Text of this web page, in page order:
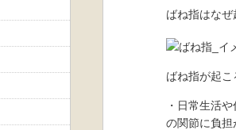
ばね指はな
ばね指が起
・日常生活
の関節に負